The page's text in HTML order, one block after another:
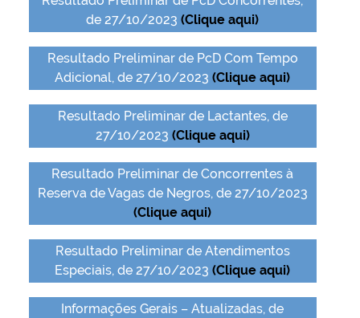
de 27/10/2023(Clique aqui)
Resultado Preliminar de PcD Com Tempo
Adicional, de 27/10/2023(Clique aqui)
Resultado Preliminar de Lactantes, de
27/10/2023 (Clique aqui)
Resultado Preliminar de Concorrentes à
Reserva de Vagas de Negros, de 27/10/2023
(Clique aqui)
Resultado Preliminar de Atendimentos
Especiais, de 27/10/2023(Clique aqui)
Informações Gerais – Atualizadas, de